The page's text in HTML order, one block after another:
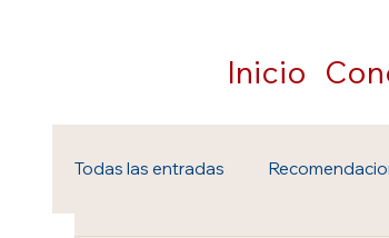
Inicio
Todas las entradas